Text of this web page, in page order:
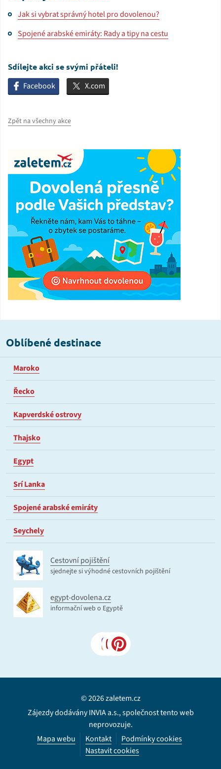
Jak si vybrat správný hotel pro dovolenou?
Spojené arabské emiráty: Rady a tipy na cestu
Sdílejte akci se svými přáteli!
Facebook X.com
Zpět na všechny akce
Oblíbené destinace
Maroko
Řecko
Kapverdské ostrovy
Thajsko
Egypt
Srí Lanka
Spojené arabské emiráty
Seychely
Cestovní pojištění
sjednejte si výhodné cestovních pojištění
egypt-dovolena.cz
informační web o Egyptě
© 2026 zaletem.cz
Zájezdy dodávány INVIA a.s., společnost tento web
neprovozuje.
Mapa webu
Kontakt
Podmínky cookies
Nastavit cookies